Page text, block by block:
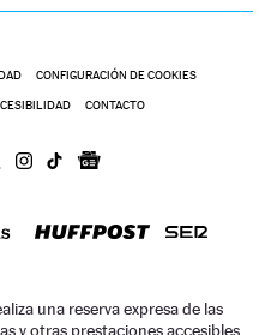
CONFIGURACIÓN DE COOKIES
CONTACTO
una reserva expresa de las
y otras prestaciones accesibles